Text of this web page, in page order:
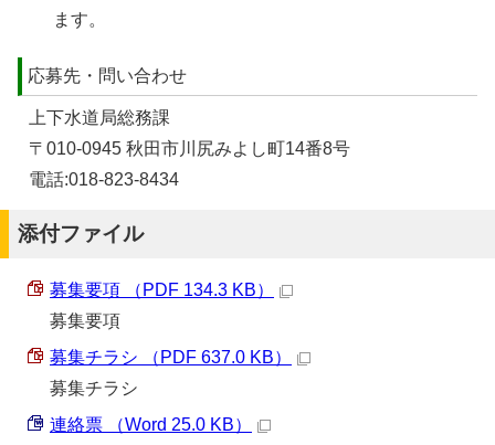
ます。
応募先・問い合わせ
上下水道局総務課
〒010-0945 秋田市川尻みよし町14番8号
電話:018-823-8434
添付ファイル
募集要項 （PDF 134.3 KB）
募集要項
募集チラシ （PDF 637.0 KB）
募集チラシ
連絡票 （Word 25.0 KB）